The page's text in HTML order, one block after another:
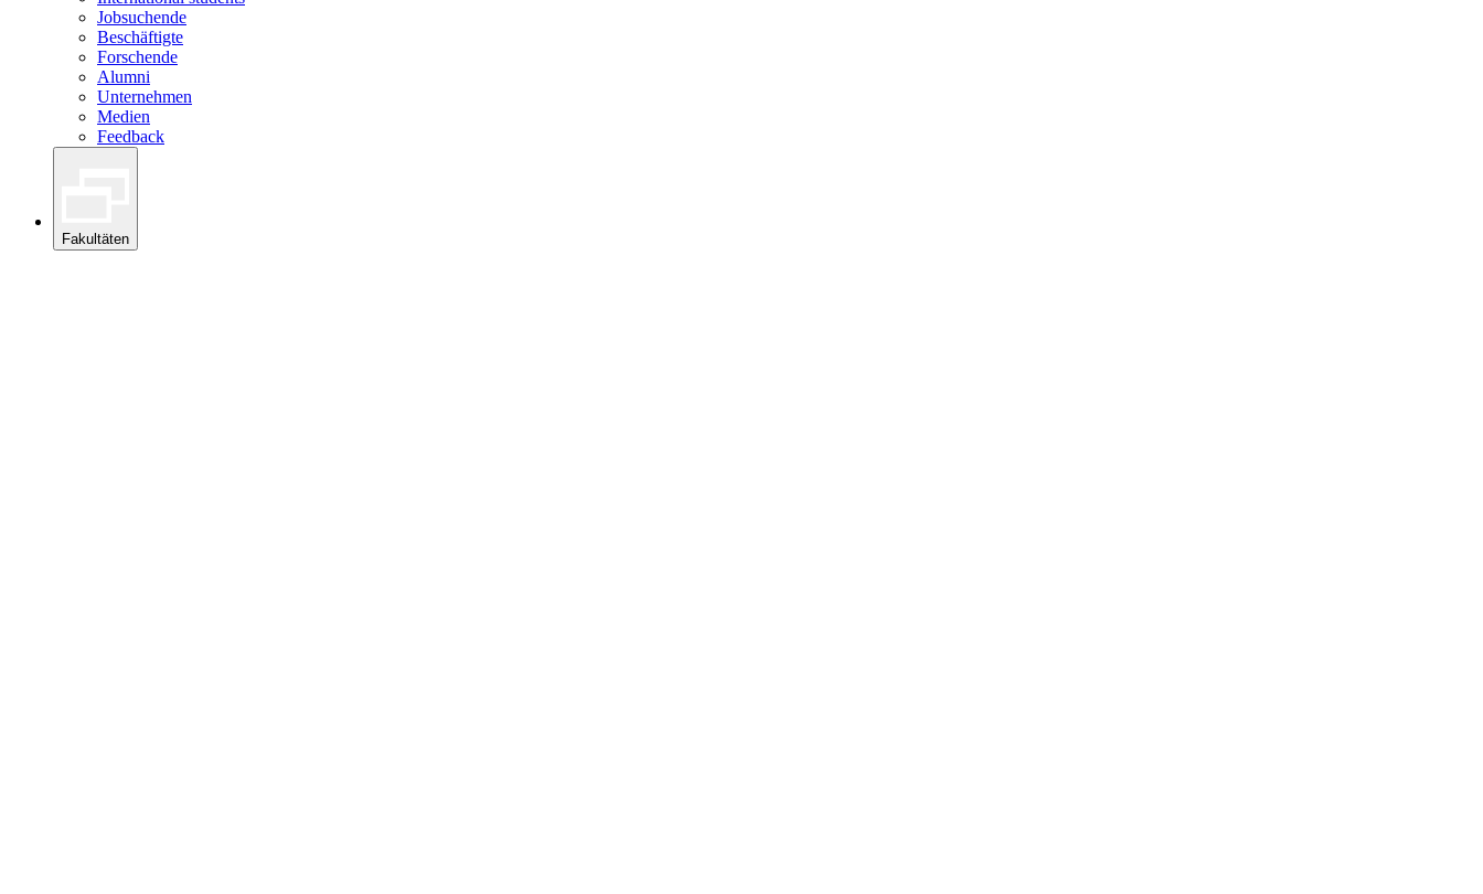
Jobsuchende
Beschäftigte
Forschende
Alumni
Unternehmen
Medien
Feedback
Fakultäten